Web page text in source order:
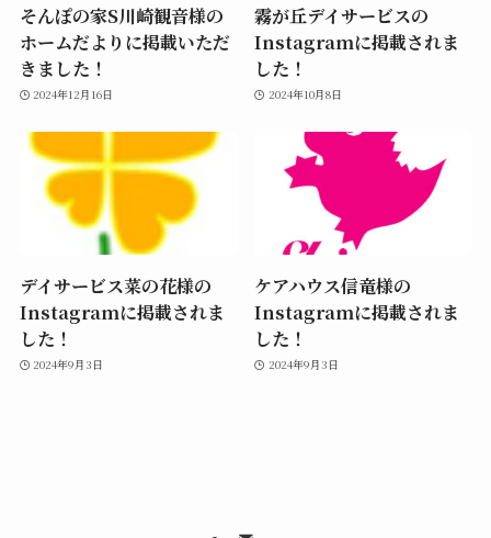
そんぽの家S川崎観音様の
ホームだよりに掲載いただ
きました！
2024年12月16日
霧が丘デイサービスの
Instagramに掲載されま
した！
2024年10月8日
デイサービス菜の花様の
Instagramに掲載されま
した！
2024年9月3日
ケアハウス信竜様の
Instagramに掲載されま
した！
2024年9月3日